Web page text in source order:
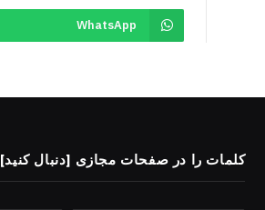
WhatsApp
کلمات را در صفحات مجازی [دنبال کنید]